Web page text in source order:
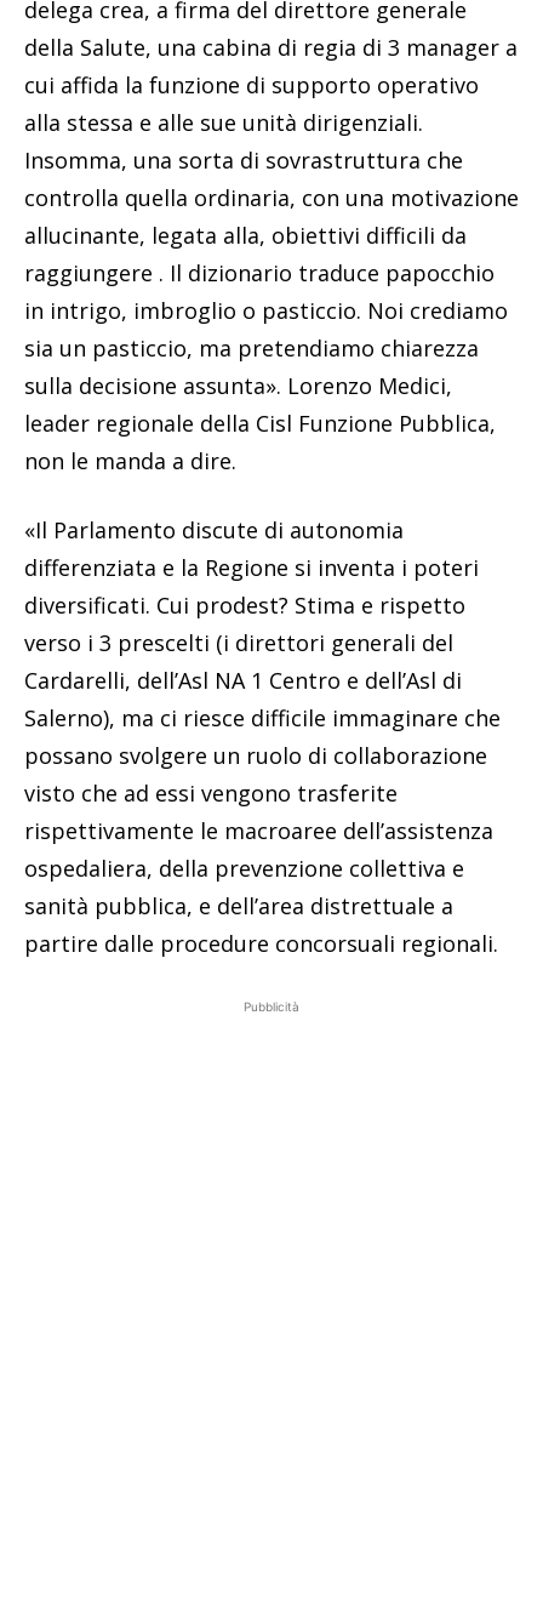
delega crea, a firma del direttore generale
della Salute, una cabina di regia di 3 manager a
cui affida la funzione di supporto operativo
alla stessa e alle sue unità dirigenziali.
Insomma, una sorta di sovrastruttura che
controlla quella ordinaria, con una motivazione
allucinante, legata alla, obiettivi difficili da
raggiungere . Il dizionario traduce papocchio
in intrigo, imbroglio o pasticcio. Noi crediamo
sia un pasticcio, ma pretendiamo chiarezza
sulla decisione assunta». Lorenzo Medici,
leader regionale della Cisl Funzione Pubblica,
non le manda a dire.
«Il Parlamento discute di autonomia
differenziata e la Regione si inventa i poteri
diversificati. Cui prodest? Stima e rispetto
verso i 3 prescelti (i direttori generali del
Cardarelli, dell’Asl NA 1 Centro e dell’Asl di
Salerno), ma ci riesce difficile immaginare che
possano svolgere un ruolo di collaborazione
visto che ad essi vengono trasferite
rispettivamente le macroaree dell’assistenza
ospedaliera, della prevenzione collettiva e
sanità pubblica, e dell’area distrettuale a
partire dalle procedure concorsuali regionali.
Pubblicità